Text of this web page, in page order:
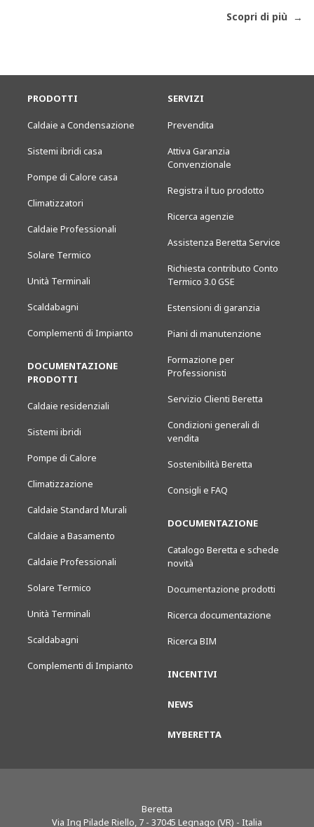
Scopri di più
PRODOTTI
Caldaie a Condensazione
Sistemi ibridi casa
Pompe di Calore casa
Climatizzatori
Caldaie Professionali
Solare Termico
Unità Terminali
Scaldabagni
Complementi di Impianto
DOCUMENTAZIONE
PRODOTTI
Caldaie residenziali
Sistemi ibridi
Pompe di Calore
Climatizzazione
Caldaie Standard Murali
Caldaie a Basamento
Caldaie Professionali
Solare Termico
Unità Terminali
Scaldabagni
Complementi di Impianto
SERVIZI
Prevendita
Attiva Garanzia
Convenzionale
Registra il tuo prodotto
Ricerca agenzie
Assistenza Beretta Service
Richiesta contributo Conto
Termico 3.0 GSE
Estensioni di garanzia
Piani di manutenzione
Formazione per
Professionisti
Servizio Clienti Beretta
Condizioni generali di
vendita
Sostenibilità Beretta
Consigli e FAQ
DOCUMENTAZIONE
Catalogo Beretta e schede
novità
Documentazione prodotti
Ricerca documentazione
Ricerca BIM
INCENTIVI
NEWS
MYBERETTA
Beretta
Via Ing Pilade Riello, 7 - 37045 Legnago (VR) - Italia